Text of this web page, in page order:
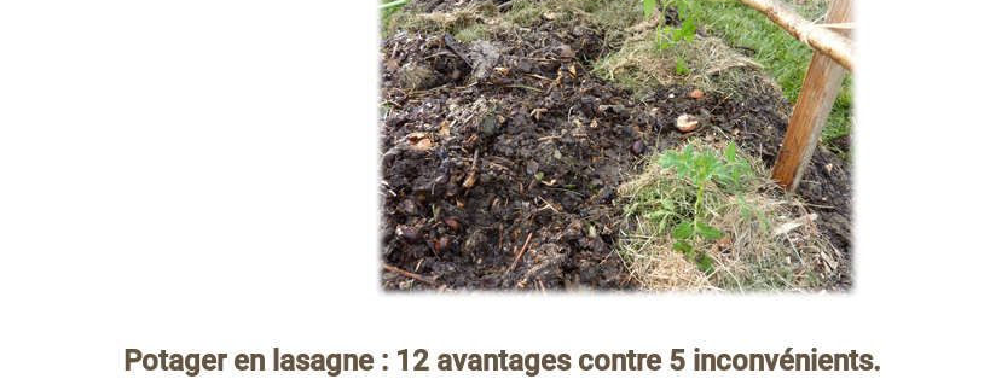
Potager en lasagne : 12 avantages contre 5 inconvénients.